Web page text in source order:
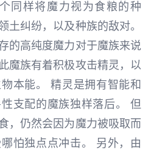
同样将魔力视为食粮的种
土纠纷，以及种族的敌对。
的高纯度魔力对于魔族来说
魔族有着积极攻击精灵，以
本能。 精灵是拥有智能和
支配的魔族独样落后。 但
，仍然会因为魔力被吸取而
怕独点点冲击。 另外，由